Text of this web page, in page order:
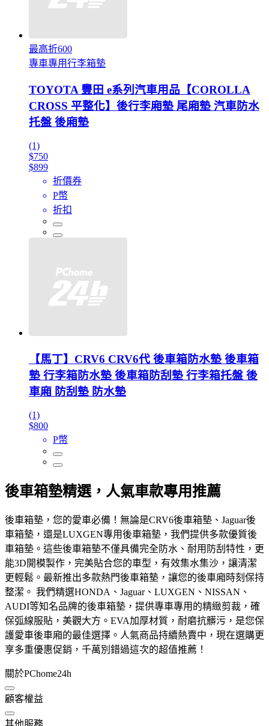
最高折600
專車專用行李箱墊
TOYOTA 豐田 e系列汽車用品【COROLLA
CROSS 平整化】後行李廂墊 尾廂墊 汽車防水
托盤 後廂墊
(1)
$750
$899
折價券
P幣
折扣
【馬丁】CRV6 CRV6代 後車箱防水墊 後車箱
墊 行李箱防水墊 後車箱防刮墊 行李箱托盤 後
車廂 防刮墊 防水墊
(1)
$800
P幣
後車箱墊精選，人氣車款專用推薦
後車箱墊，您的愛車必備！無論是CRV6後車箱墊、Jaguar後
車箱墊，還是LUXGEN專用後車箱墊，我們提供多款優質後
車箱墊。這些後車箱墊不僅具備完全防水、耐用防刮特性，更
能3D開模製作，完美貼合您的車型，有效集水集沙，讓清潔
更輕鬆。最新推出多款熱門後車箱墊，讓您的後車廂時刻保持
整潔。 我們精選HONDA、Jaguar、LUXGEN、NISSAN、
AUDI等知名品牌的後車箱墊，提供專車專用的精緻剪裁，確
保弧線服貼，美觀大方。EVA加厚材質，耐磨抗髒污，是您保
護愛車後車廂的最佳選擇。人氣商品持續熱賣中，現在選購更
享多重優惠促銷，千萬別錯過這次的超值推薦！
關於PChome24h
顧客權益